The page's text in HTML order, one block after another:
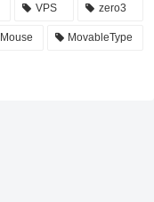
VPS zero3
Mouse MovableType